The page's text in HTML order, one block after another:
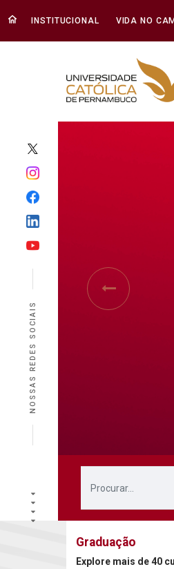
INSTITUCIONAL VIDA NO
Início - Unicap
NOSSAS REDES SOCIAIS
Previous
Graduação
Explore mais de 40